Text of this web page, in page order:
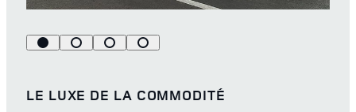
LE LUXE DE LA COMMODITÉ